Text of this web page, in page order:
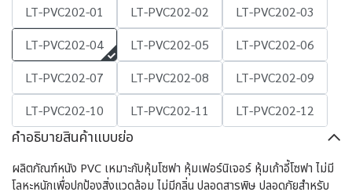
LT-PVC202-01 LT-PVC202-02
LT-PVC202-03
LT-PVC202-04
LT-PVC202-05
LT-PVC202-06
LT-PVC202-07
LT-PVC202-08
LT-PVC202-09
LT-PVC202-10
LT-PVC202-11 LT-PVC202-12
คำอธิบายสินค้าแบบย่อ
ผลิตภัณฑ์หนัง PVC เหมาะกับหุ้มโซฟา หุ้มเฟอร์นิเจอร์ หุ้มเก้าอี้โซฟา ไม่มี
โลหะหนักเพื่อปกป้องสิ่งแวดล้อม ไม่มีกลิ่น ปลอดสารพิษ ปลอดภัยสำหรับ